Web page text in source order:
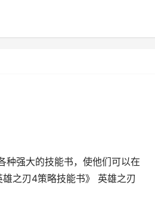
种强大的技能书，使他们可以在
之刃4策略技能书》 英雄之刃